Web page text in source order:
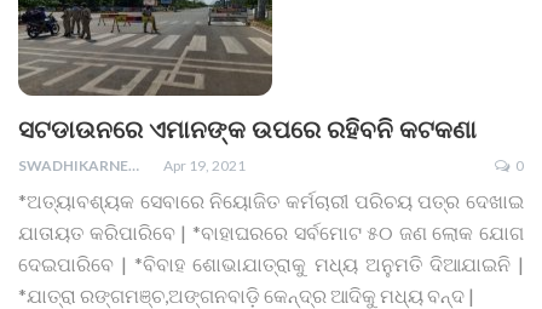
ସଟଡାଉନରେ ଏମାନଙ୍କ ଉପରେ ରହିବନି କଟକଣା
SWADHIKARNEWS Apr 19, 2021 0
*ଅତ୍ୟାବଶ୍ୟକ ସେବାରେ ନିୟୋଜିତ କର୍ମଚାରୀ ପରିଚୟ ପତ୍ର ଦେଖାଇ
ଯାତାୟତ କରିପାରିବେ | *ବାହାଘରରେ ସର୍ବମୋଟ ୫୦ ଜଣ ଲୋକ ଯୋଗ
ଦେଇପାରିବେ | *ବିବାହ ଶୋଭାଯାତ୍ରାକୁ ମଧ୍ୟ ଅନୁମତି ଦିଆଯାଇନି |
*ଯାତ୍ରା ରଙ୍ଗମଞ୍ଚ,ଅଙ୍ଗନବାଡ଼ି କେନ୍ଦ୍ର ଆଦିକୁ ମଧ୍ୟ ବନ୍ଦ |